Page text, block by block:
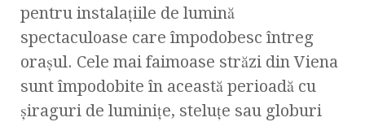
pentru instalaţiile de lumină
spectaculoase care împodobesc întreg
oraşul. Cele mai faimoase străzi din Viena
sunt împodobite în această perioadă cu
şiraguri de luminiţe, steluţe sau globuri